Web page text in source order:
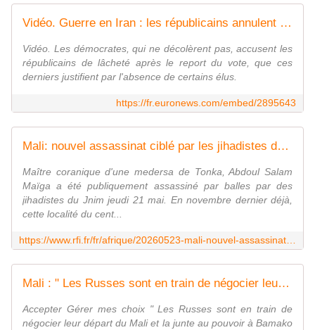
Vidéo. Guerre en Iran : les républicains annulent la tenue d'un vote sur les pouvoirs militaires de Trump
Vidéo. Les démocrates, qui ne décolèrent pas, accusent les
républicains de lâcheté après le report du vote, que ces
derniers justifient par l'absence de certains élus.
https://fr.euronews.com/embed/2895643
Mali: nouvel assassinat ciblé par les jihadistes du Jnim à Tonka, dans la région de Tombouctou
Maître coranique d'une medersa de Tonka, Abdoul Salam
Maïga a été publiquement assassiné par balles par des
jihadistes du Jnim jeudi 21 mai. En novembre dernier déjà,
cette localité du cent...
Mali : " Les Russes sont en train de négocier leur départ ", selon Bruno Fuchs, député français
Accepter Gérer mes choix " Les Russes sont en train de
négocier leur départ du Mali et la junte au pouvoir à Bamako